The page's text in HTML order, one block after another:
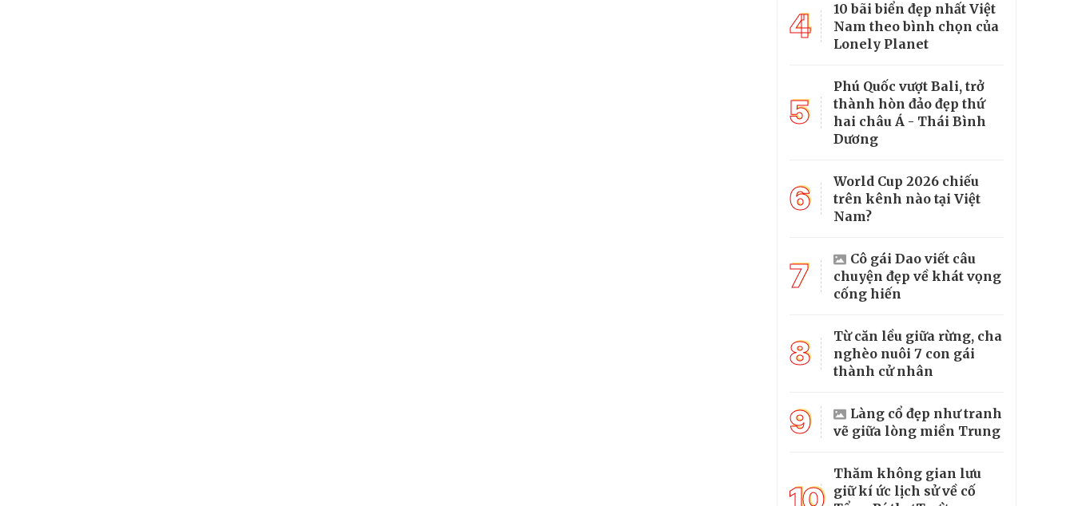
4
10 bãi biển đẹp nhất Việt
Nam theo bình chọn của
Lonely Planet
5
Phú Quốc vượt Bali, trở
thành hòn đảo đẹp thứ
hai châu Á - Thái Bình
Dương
6
World Cup 2026 chiếu
trên kênh nào tại Việt
Nam?
7
Cô gái Dao viết câu
chuyện đẹp về khát vọng
cống hiến
8
Từ căn lều giữa rừng, cha
nghèo nuôi 7 con gái
thành cử nhân
9
Làng cổ đẹp như tranh
vẽ giữa lòng miền Trung
Thăm không gian lưu
giữ kí ức lịch sử về cố